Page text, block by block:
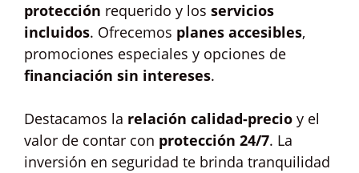
protección requerido y los servicios
incluidos. Ofrecemos planes accesibles,
promociones especiales y opciones de
financiación sin intereses.
Destacamos la relación calidad-precio y el
valor de contar con protección 24/7. La
inversión en seguridad te brinda tranquilidad